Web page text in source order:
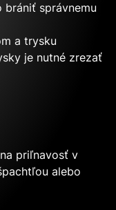
správnemu
a trysku
je nutné zrezať
priľnavosť v
alebo